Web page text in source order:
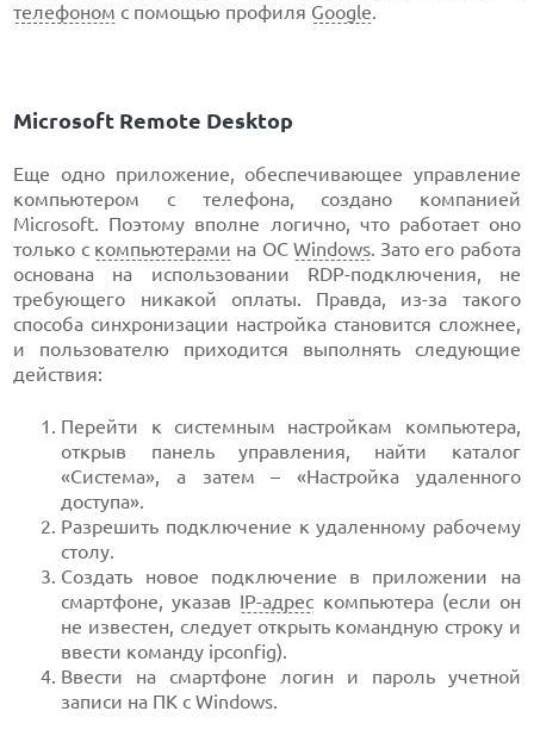
телефоном с помощью профиля Google.
Microsoft Remote Desktop
Еще одно приложение, обеспечивающее управление
компьютером с телефона, создано компанией
Microsoft. Поэтому вполне логично, что работает оно
только с компьютерами на ОС Windows. Зато его работа
основана на использовании RDP-подключения, не
требующего никакой оплаты. Правда, из-за такого
способа синхронизации настройка становится сложнее,
и пользователю приходится выполнять следующие
действия:
Перейти к системным настройкам компьютера,
открыв панель управления, найти каталог
«Система», а затем – «Настройка удаленного
доступа».
Разрешить подключение к удаленному рабочему
столу.
Создать новое подключение в приложении на
смартфоне, указав IP-адрес компьютера (если он
не известен, следует открыть командную строку и
ввести команду ipconfig).
Ввести на смартфоне логин и пароль учетной
записи на ПК с Windows.